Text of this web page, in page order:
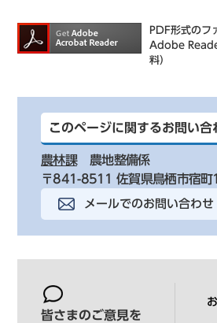
PDF形式のフ
Adobe
料）
このページに関するお問い合
農林課
農地整備係
〒841-8511 佐賀県鳥栖市宿
メールでのお問い合わせ
皆さまのご意見を